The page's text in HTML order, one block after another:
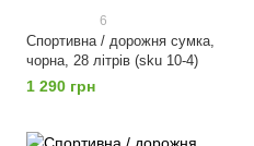
6
Спортивна / дорожня сумка,
чорна, 28 літрів (sku 10-4)
1 290 грн